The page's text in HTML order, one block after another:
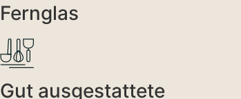
Fernglas
Gut ausgestattete